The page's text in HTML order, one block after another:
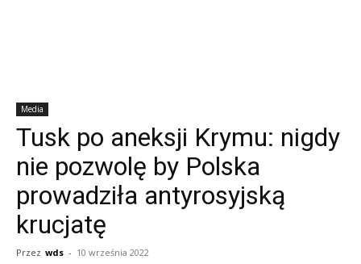
Media
Tusk po aneksji Krymu: nigdy
nie pozwolę by Polska
prowadziła antyrosyjską
krucjatę
Przez wds - 10 września 2022